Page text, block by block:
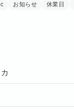
お知らせ 休業日